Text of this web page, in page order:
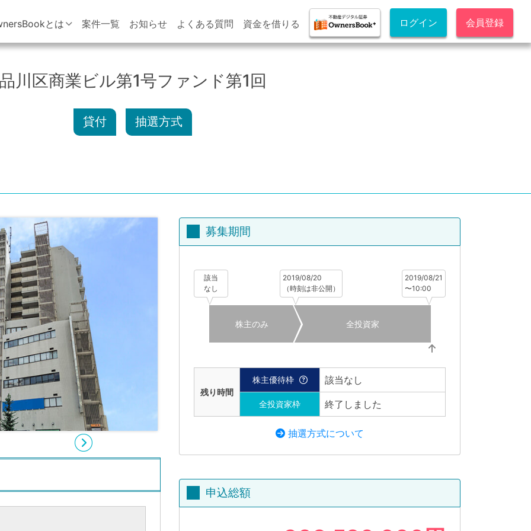
とは 案件一覧 お知らせ よくある質問 資金を借りる ログイン 会員登録
川区商業ビル第1号ファンド第1回
貸付 抽選方式
募集期間
該当
なし
2019/08/20
（時刻は非公開）
2019/08/21
〜10:00
株主のみ 全投資家
残り時間
株主優待枠 該当なし
全投資家枠 終了しました
抽選方式について
申込総額